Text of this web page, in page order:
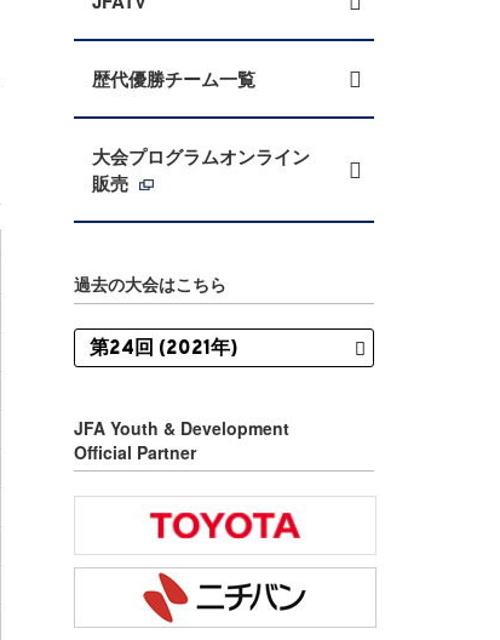
歴代優勝チーム一覧
大会プログラムオンライン
販売
過去の大会はこちら
JFA Youth & Development
Official Partner